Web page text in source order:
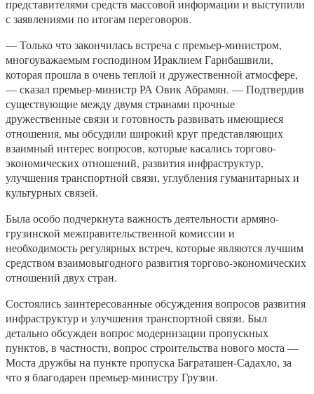
представителями средств массовой информации и выступили
с заявлениями по итогам переговоров.
— Только что закончилась встреча с премьер-министром,
многоуважаемым господином Ираклием Гарибашвили,
которая прошла в очень теплой и дружественной атмосфере,
— сказал премьер-министр РА Овик Абрамян. — Подтвердив
существующие между двумя странами прочные
дружественные связи и готовность развивать имеющиеся
отношения, мы обсудили широкий круг представляющих
взаимный интерес вопросов, которые касались торгово-
экономических отношений, развития инфраструктур,
улучшения транспортной связи, углубления гуманитарных и
культурных связей.
Была особо подчеркнута важность деятельности армяно-
грузинской межправительственной комиссии и
необходимость регулярных встреч, которые являются лучшим
средством взаимовыгодного развития торгово-экономических
отношений двух стран.
Состоялись заинтересованные обсуждения вопросов развития
инфраструктур и улучшения транспортной связи. Был
детально обсужден вопрос модернизации пропускных
пунктов, в частности, вопрос строительства нового моста —
Моста дружбы на пункте пропуска Баграташен-Садахло, за
что я благодарен премьер-министру Грузии.